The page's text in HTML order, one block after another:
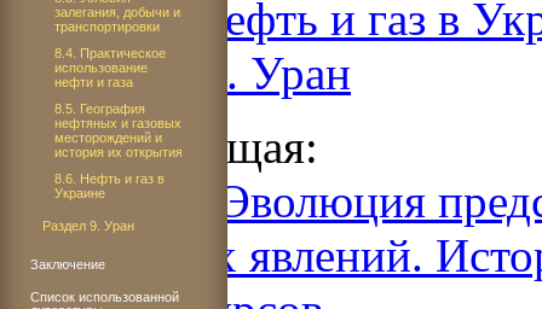
8.6. Нефть и газ в
Раздел 9. Уран
Предыдущая:
ЧАСТЬ 1. Эволюция
природных явлений.
залегания, добычи и
транспортировки
8.4. Практическое
использование
нефти и газа
8.5. География
нефтяных и газовых
месторождений и
история их открытия
8.6. Нефть и газ в
Украине
Раздел 9. Уран
Заключение
Список использованной